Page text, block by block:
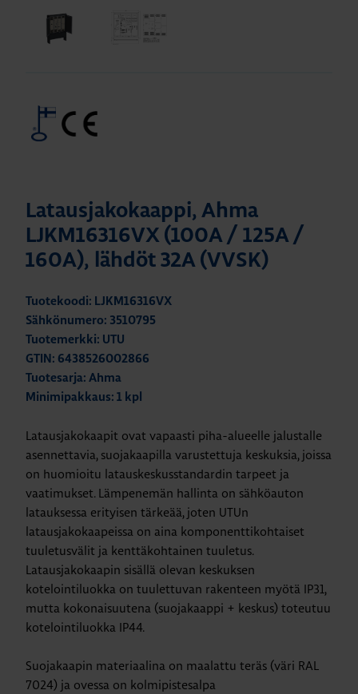
Latausjakokaappi, Ahma
LJKM16316VX (100A / 125A /
160A), lähdöt 32A (VVSK)
Tuotekoodi: LJKM16316VX
Sähkönumero: 3510795
Tuotemerkki: UTU
GTIN: 6438526002866
Tuotesarja: Ahma
Minimipakkaus: 1 kpl
Latausjakokaapit ovat vapaasti piha-alueelle jalustalle
asennettavia, suojakaapilla varustettuja keskuksia, joissa
on huomioitu latauskeskusstandardin tarpeet ja
vaatimukset. Lämpenemän hallinta on sähköauton
latauksessa erityisen tärkeää, joten UTUn
latausjakokaapeissa on aina komponenttikohtaiset
tuuletusvälit ja kenttäkohtainen tuuletus.
Latausjakokaapin sisällä olevan keskuksen
kotelointiluokka on tuulettuvan rakenteen myötä IP31,
mutta kokonaisuutena (suojakaappi + keskus) toteutuu
kotelointiluokka IP44.
Suojakaapin materiaalina on maalattu teräs (väri RAL
7024) ja ovessa on kolmipistesalpa